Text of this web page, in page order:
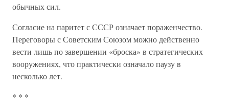
обычных сил.
Согласие на паритет с СССР означает пораженчество.
Переговоры с Советским Союзом можно действенно
вести лишь по завершении «броска» в стратегических
вооружениях, что практически означало паузу в
несколько лет.
* * *